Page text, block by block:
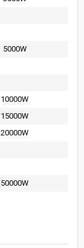
5000W
10000W
15000W
20000W
50000W